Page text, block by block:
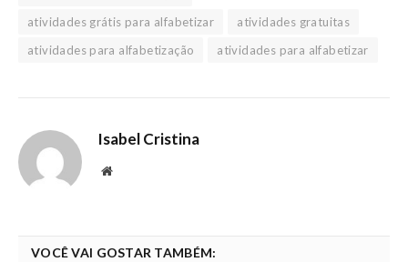
atividades grátis para alfabetizar
atividades gratuitas
atividades para alfabetização
atividades para alfabetizar
Isabel Cristina
Website
VOCÊ VAI GOSTAR TAMBÉM: